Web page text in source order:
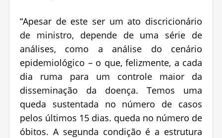
“Apesar de este ser um ato discricionário
de ministro, depende de uma série de
análises, como a análise do cenário
epidemiológico – o que, felizmente, a cada
dia ruma para um controle maior da
disseminação da doença. Temos uma
queda sustentada no número de casos
pelos últimos 15 dias. queda no número de
óbitos. A segunda condição é a estrutura